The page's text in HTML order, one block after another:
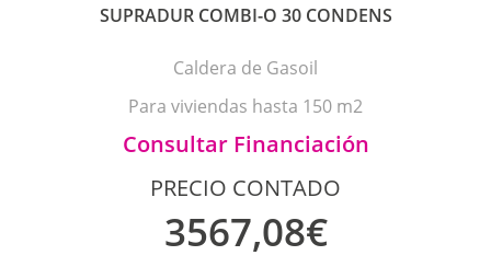
SUPRADUR COMBI-O 30 CONDENS
Caldera de Gasoil
Para viviendas hasta 150 m2
Consultar Financiación
PRECIO CONTADO
3567,08€